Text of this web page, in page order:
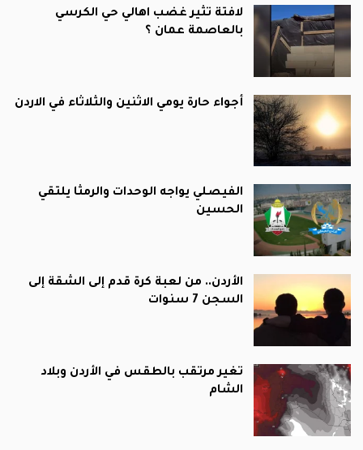
لافتة تثير غضب اهالي حي الكرسي
بالعاصمة عمان ؟
أجواء حارة يومي الاثنين والثلاثاء في الاردن
الفيصلي يواجه الوحدات والرمثا يلتقي
الحسين
الأردن.. من لعبة كرة قدم إلى الشقة إلى
السجن 7 سنوات
تغير مرتقب بالطقس في الأردن وبلاد
الشام